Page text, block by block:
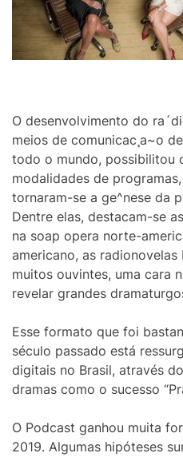
O desenvolvimento do
meios de comunicac¸a~o
todo o mundo, possibilitou
modalidades de
tornaram-se a ge^nese da
Dentre elas, destacam-se
na soap opera norte-
americano, as radionovelas
muitos ouvintes, uma cara
revelar grandes
Esse formato que foi
século passado está
digitais no Brasil, através
dramas como o sucesso
O Podcast ganhou muita
2019. Algumas hipóteses